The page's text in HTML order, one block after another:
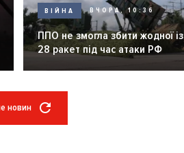
ВІЙНА ВЧОРА, 10:36
ППО не змогла збити жодної із
28 ракет під час атаки РФ
новин